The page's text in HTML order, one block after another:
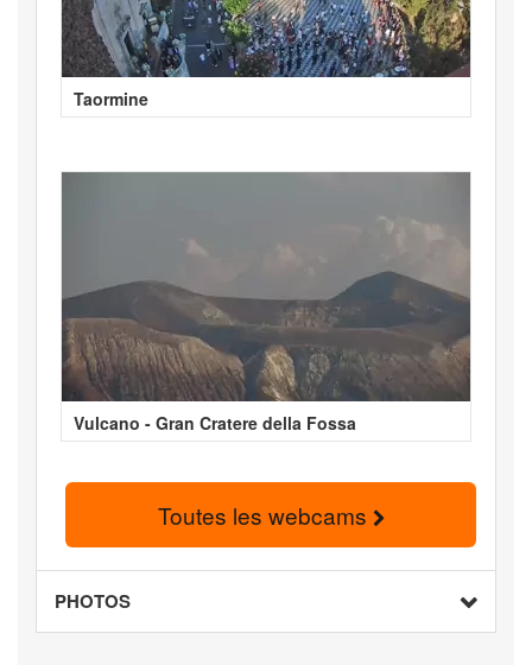
Taormine
Vulcano - Gran Cratere della Fossa
Toutes les webcams
PHOTOS